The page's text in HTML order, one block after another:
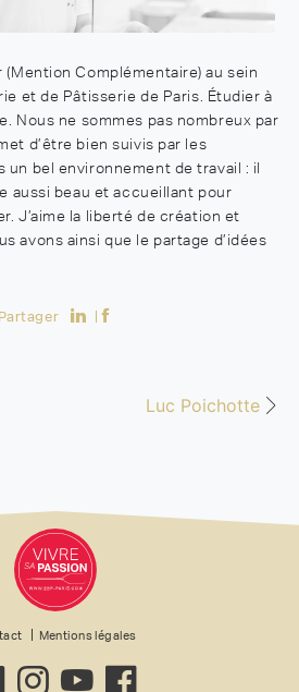
Complémentaire) au sein
et de Pâtisserie de Paris. Étudier à
Nous ne sommes pas nombreux par
d’être bien suivis par les
un bel environnement de travail : il
aussi beau et accueillant pour
J’aime la liberté de création et
avons ainsi que le partage d’idées
Partager
Luc Poichotte
Mentions légales